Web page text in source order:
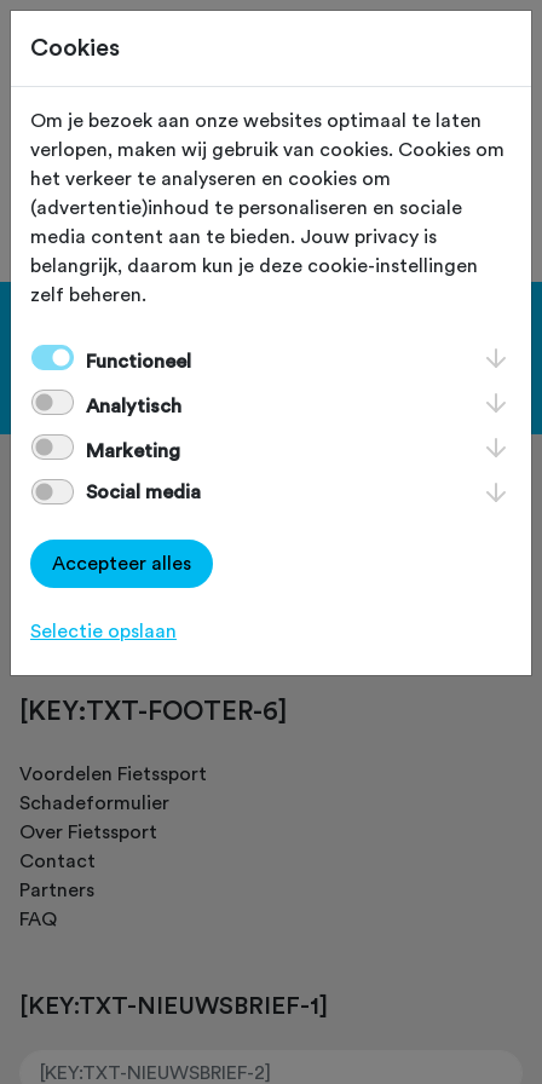
Site staat in teststand
XS
De vereniging met nummer "109047"
is niet gevonden.
[KEY:TXT-FOOTER-3]
[KEY:TXT-FOOTER-4]
[KEY:TXT-FOOTER-6]
Voordelen Fietssport
Schadeformulier
Over Fietssport
Contact
Partners
FAQ
[KEY:TXT-NIEUWSBRIEF-1]
Cookies
Om je bezoek aan onze websites optimaal te laten
verlopen, maken wij gebruik van cookies. Cookies om
het verkeer te analyseren en cookies om
(advertentie)inhoud te personaliseren en sociale
media content aan te bieden. Jouw privacy is
belangrijk, daarom kun je deze cookie-instellingen
zelf beheren.
Functioneel
Analytisch
Marketing
Social media
Accepteer alles
Selectie opslaan